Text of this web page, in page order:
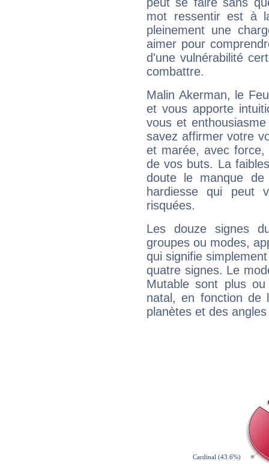
mot ressentir est à
pleinement une
aimer pour
d'une vulnérabilité
combattre.
Malin Akerman, le
et vous apporte
vous et
savez affirmer votre
et marée, avec
de vos buts. La
doute le manque
hardiesse qui peut
risquées.
Les douze signes
groupes ou modes,
qui signifie
quatre signes. Le
Mutable sont plus
natal, en fonction de
planètes et des